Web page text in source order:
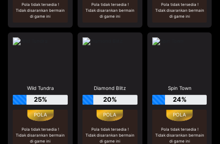
Pola tidak tersedia !
Tidak disarankan bermain
di game ini
Pola tidak tersedia !
Tidak disarankan bermain
di game ini
Pola tidak tersedia !
Tidak disarankan bermain
di game ini
Wild Tundra
25%
Pola tidak tersedia !
Tidak disarankan bermain
di game ini
Diamond Blitz
20%
Pola tidak tersedia !
Tidak disarankan bermain
di game ini
Spin Town
24%
Pola tidak tersedia !
Tidak disarankan bermain
di game ini